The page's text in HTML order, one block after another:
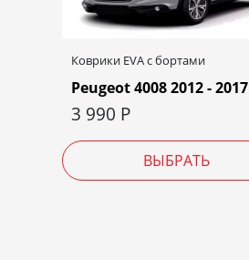
Коврики EVA c бортами
Peugeot 4008 2012 - 2017
3 990 Р
ВЫБРАТЬ